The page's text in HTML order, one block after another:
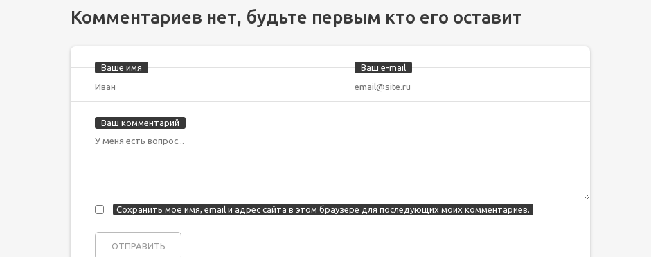
Комментариев нет, будьте первым кто его оставит
Ваше имя Ваш e-mail
Ваш комментарий
Сохранить моё имя, email и адрес сайта в этом браузере для последующих моих комментариев.